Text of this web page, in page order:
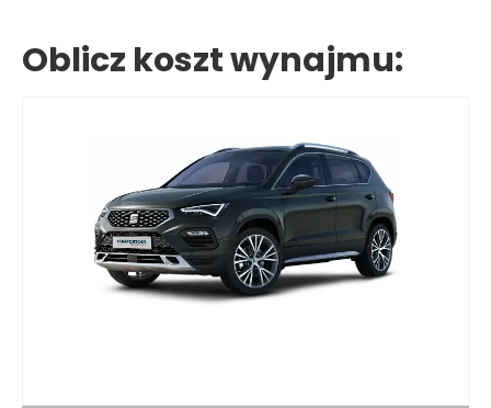
Oblicz koszt wynajmu: